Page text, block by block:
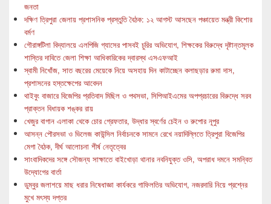
জনতা
দক্ষিণ ত্রিপুরা জেলায় প্রশাসনিক প্রস্তুতি বৈঠক: ১২ আগস্ট আসছেন পঞ্চায়েত মন্ত্রী কিশোর
বর্মণ
গৌরাঙ্গটিলা বিদ্যালয়ে এলপিজি গ্যাসের পাসবই চুরির অভিযোগ, শিক্ষকের বিরুদ্ধে দৃষ্টান্তমূলক
শাস্তির দাবিতে জেলা শিক্ষা আধিকারিকের দ্বারস্থ এসএফআই
স্বামী নিখোঁজ, সাত বছরের মেয়েকে নিয়ে অসহায় দিন কাটাচ্ছেন কলাছড়ার রুমা দাস,
প্রশাসনের হস্তক্ষেপের আবেদন
থাইবুং বাজারে বিজেপির প্রতিবাদ মিছিল ও পথসভা, সিপিআইএমের অপপ্রচারের বিরুদ্ধে সরব
প্রাক্তন বিধায়ক শঙ্কর রায়
খেজুর বাগান এলাকা থেকে চোর গ্রেফতার, উদ্ধার স্বর্ণের চেইন ও রুপোর নূপুর
আসন্ন পৌরসভা ও ভিলেজ কাউন্সিল নির্বাচনকে সামনে রেখে নয়াদিল্লিতে ত্রিপুরা বিজেপির
মেগা বৈঠক, দীর্ঘ আলোচনা শীর্ষ নেতৃত্বের
সাংবাদিকদের সঙ্গে সৌজন্য সাক্ষাতে বাইখোড়া থানার নবনিযুক্ত ওসি, অপরাধ দমনে সমন্বিত
উদ্যোগের বার্তা
ডুম্বুর জলাশয়ে মাছ ধরার নিষেধাজ্ঞা কার্যকরে গাফিলতির অভিযোগ, নজরদারি নিয়ে প্রশ্নের
মুখে মৎস্য দপ্তর